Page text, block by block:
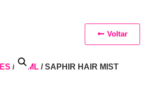
/ 75 ML / SAPHIR HAIR MIST
Voltar